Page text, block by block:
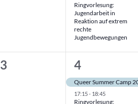
Ringvorlesung:
Jugendarbeit in
Reaktion auf extrem
rechte
Jugendbewegungen
0
Veranstaltungen,
3
2
4
Queer Summer Camp
17:15- 18:45
Ringvorlesung: